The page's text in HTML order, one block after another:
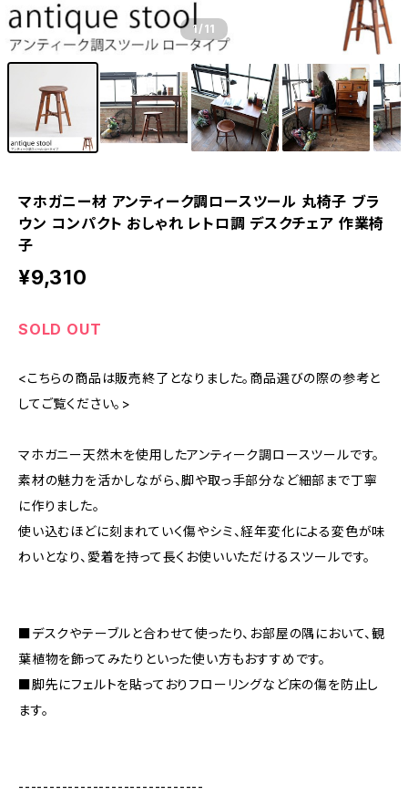
1/11
マホガニー材 アンティーク調ロースツール 丸椅子 ブラ
ウン コンパクト おしゃれ レトロ調 デスクチェア 作業椅
子
¥9,310
SOLD OUT
<こちらの商品は販売終了となりました。商品選びの際の参考と
してご覧ください。>
マホガニー天然木を使用したアンティーク調ロースツールです。
素材の魅力を活かしながら、脚や取っ手部分など細部まで丁寧
に作りました。
使い込むほどに刻まれていく傷やシミ、経年変化による変色が味
わいとなり、愛着を持って長くお使いいただけるスツールです。
■デスクやテーブルと合わせて使ったり、お部屋の隅において、観
葉植物を飾ってみたりといった使い方もおすすめです。
■脚先にフェルトを貼っておりフローリングなど床の傷を防止し
ます。
------------------------------